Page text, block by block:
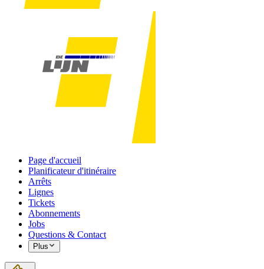
Page d'accueil
Planificateur d'itinéraire
Arrêts
Lignes
Tickets
Abonnements
Jobs
Questions & Contact
Plus